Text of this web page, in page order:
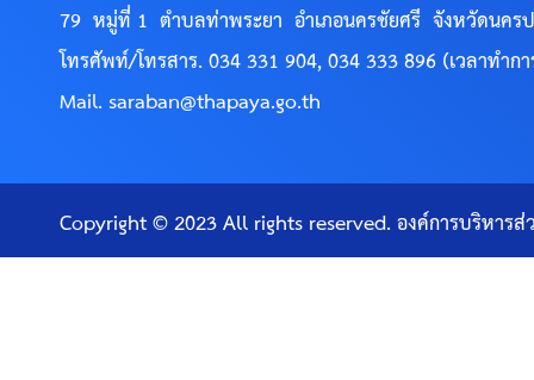
79 หมู่ที่ 1 ตำบลท่าพระยา อำเภอนครชัยศรี จังหวัดนคร
โทรศัพท์/โทรสาร. 034 331 904, 034 333 896 (เวลาทำก
Mail. saraban@thapaya.go.th
Copyright © 2023 All rights reserved. องค์การบริหาร